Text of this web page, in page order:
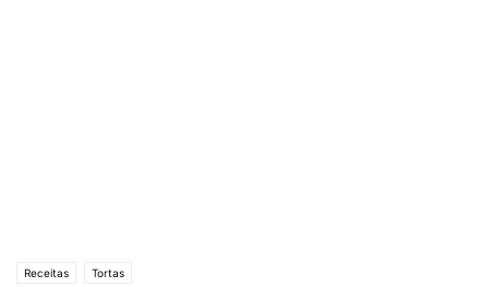
Receitas Tortas